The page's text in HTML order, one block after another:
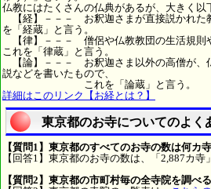
仏教にはたくさんの仏典があるが、大きく以
【経】－－－ お釈迦さまが直接説かれた
を「経蔵」と言う。
【律】－－－ 僧侶や仏教教団の生活規則
これを「律蔵」と言う。
【論】－－－ お釈迦さま以外の高僧が、
説などを書いたもので、
これを「論蔵」と言う。
詳細はこのリンク【お経とは？】
東京都のお寺についてのよく
【質問1】東京都のすべてのお寺の数は何カ
【回答1】東京都のお寺の数は、「2,887カ寺
【質問2】東京都の市町村毎の全寺院を調べ